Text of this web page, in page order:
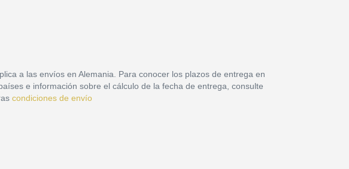
a las envíos en Alemania. Para conocer los plazos de entrega en
e información sobre el cálculo de la fecha de entrega, consulte
condiciones de envío